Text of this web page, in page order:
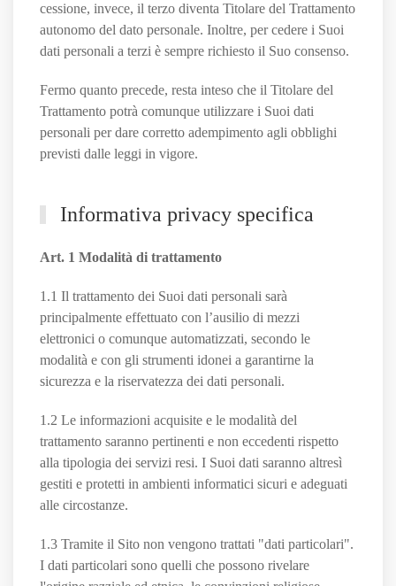
cessione, invece, il terzo diventa Titolare del Trattamento
autonomo del dato personale. Inoltre, per cedere i Suoi
dati personali a terzi è sempre richiesto il Suo consenso.
Fermo quanto precede, resta inteso che il Titolare del
Trattamento potrà comunque utilizzare i Suoi dati
personali per dare corretto adempimento agli obblighi
previsti dalle leggi in vigore.
Informativa privacy specifica
Art. 1 Modalità di trattamento
1.1 Il trattamento dei Suoi dati personali sarà
principalmente effettuato con l’ausilio di mezzi
elettronici o comunque automatizzati, secondo le
modalità e con gli strumenti idonei a garantirne la
sicurezza e la riservatezza dei dati personali.
1.2 Le informazioni acquisite e le modalità del
trattamento saranno pertinenti e non eccedenti rispetto
alla tipologia dei servizi resi. I Suoi dati saranno altresì
gestiti e protetti in ambienti informatici sicuri e adeguati
alle circostanze.
1.3 Tramite il Sito non vengono trattati "dati particolari".
I dati particolari sono quelli che possono rivelare